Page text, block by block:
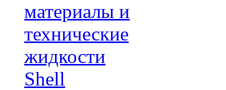
материалы и
технические
жидкости
Shell